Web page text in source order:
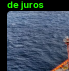
de juros